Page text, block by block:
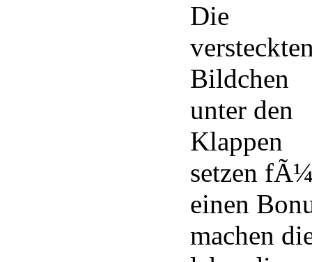
Die
Bildchen
unter den
Klappen
setzen
einen
machen